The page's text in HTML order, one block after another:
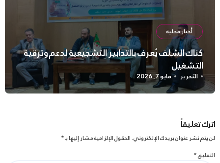
أخبار محلية
كناك الشلف يُعرف بالتدابير التشجيعية لدعم وترقية
التشغيل
التحرير مايو 7, 2026
اترك تعليقاً
لن يتم نشر عنوان بريدك الإلكتروني.الحقول الإلزامية مشار إليها بـ*
التعليق*